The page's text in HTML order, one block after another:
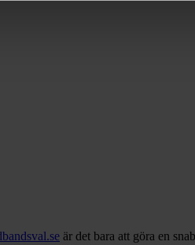
är det bara att göra en